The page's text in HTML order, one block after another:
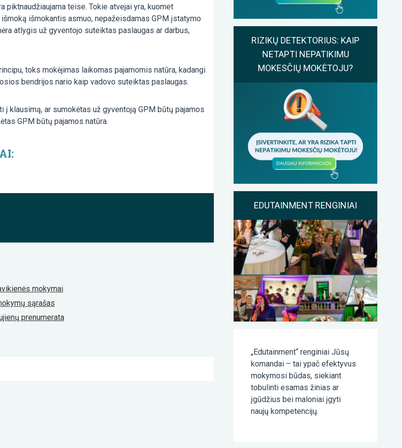
teise. Tokie atvejai yra, kuomet
išmokantis asmuo, nepažeisdamas GPM įstatymo
atlygis už gyventojo suteiktas paslaugas ar darbus,
toks mokėjimas laikomas pajamomis natūra, kadangi
bendrijos nario kaip vadovo suteiktas paslaugas.
klausimą, ar sumokėtas už gyventoją GPM būtų pajamos
GPM būtų pajamos natūra.
mokymai
sąrašas
prenumerata
RIZIKŲ DETEKTORIUS: KAIP
NETAPTI NEPATIKIMU
MOKESČIŲ MOKĖTOJU?
EDUTAINMENT RENGINIAI
„Edutainment“ renginiai Jūsų
komandai – tai ypač efektyvus
mokymosi būdas, siekiant
tobulinti esamas žinias ar
įgūdžius bei maloniai įgyti
naujų kompetencijų.